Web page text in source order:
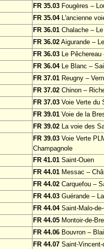
FR 35.03 Fougères –
FR 35.04L'ancienne
FR 36.01 Chalache –
FR 36.02 Aigurande –
FR 36.03 Le
FR 36.04Le Blanc –
FR 37.01 Reugny –
FR 37.02 Chinon –
FR 37.03 Voie Verte du
FR 39.01 Voie de la
FR 39.02 La voie des
FR 39.03 Voie Verte
Champagnole
FR 41.01 Saint-Ouen
FR 44.01 Messac –
FR 44.02 Carquefou –
FR 44.03 Guérande –
FR 44.04Saint-Malo-
FR 44.05 Montoir-de-
FR 44.06 Bouvron –
FR 44.07 Saint-